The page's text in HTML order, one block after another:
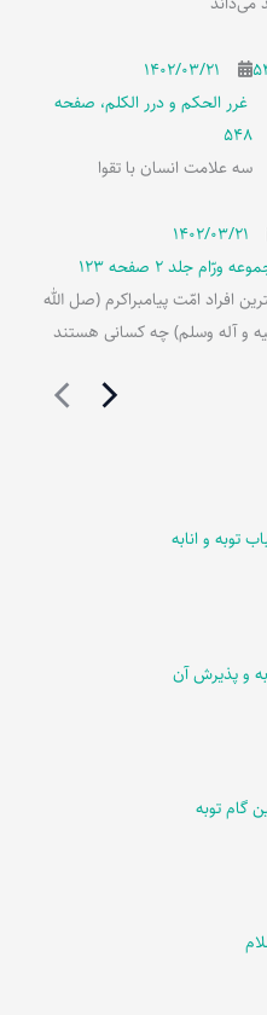
۱۴۰۲/۰۳/۲۱
غرر الحکم و درر الکلم، صفحه
548
سه علامت انسان با تقوا
۱۴۰۲/۰۳/۲۱
ورّام جلد 2 صفحه 123
افراد امّت پیامبراکرم (صل الله
و آله وسلم) چه کسانی هستند